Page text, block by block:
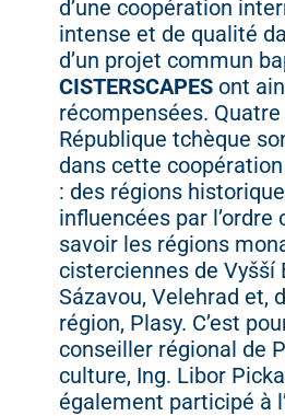
d’une coopération
intense et de qualité
d’un projet commun
CISTERSCAPESont
récompensées.
République tchèque
dans cette
: des régions
influencées par l’ordre
savoir les régions
cisterciennes de Vyšší
Sázavou, Velehrad et,
région, Plasy. C’est
conseiller régional de
culture, Ing. Libor
également participé à